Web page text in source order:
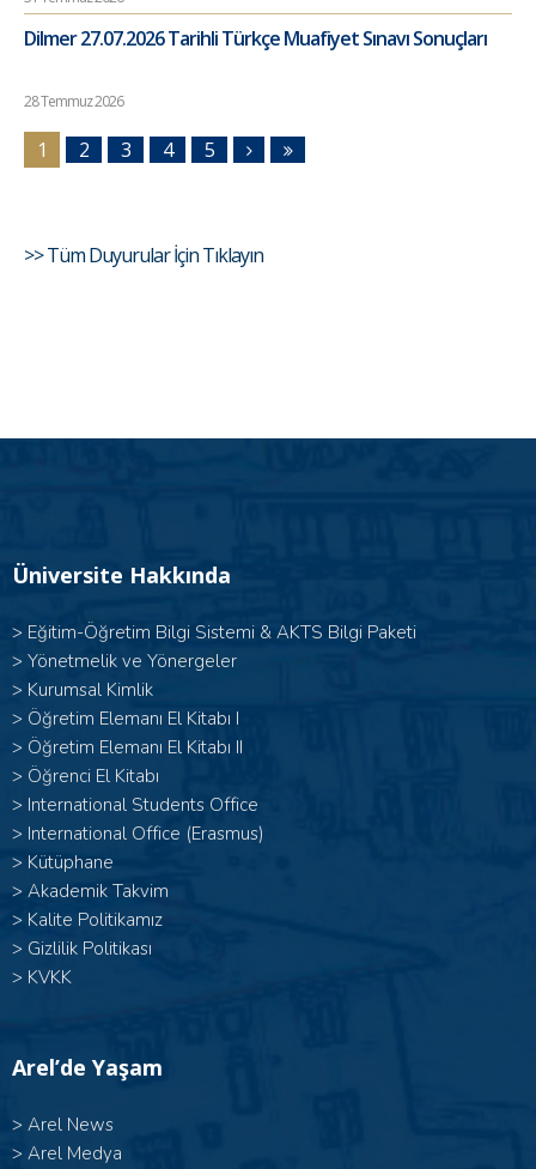
Dilmer 27.07.2026 Tarihli Türkçe Muafiyet Sınavı Sonuçları
28 Temmuz 2026
1 2 3 4 5
>> Tüm Duyurular İçin Tıklayın
Üniversite Hakkında
> Eğitim-Öğretim Bilgi Sistemi & AKTS Bilgi Paketi
> Yönetmelik ve Yönergeler
> Kurumsal Kimlik
> Öğretim Elemanı El Kitabı I
> Öğretim Elemanı El Kitabı II
> Öğrenci El Kitabı
> International Students Office
> International Office (Erasmus)
> Kütüphane
> Akademik Takvim
> Kalite Politikamız
> Gizlilik Politikası
> KVKK
Arel’de Yaşam
> Arel News
> Arel Medya